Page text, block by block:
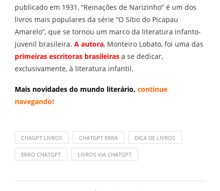
publicado em 1931, “Reinações de Narizinho” é um dos
livros mais populares da série “O Sítio do Picapau
Amarelo”, que se tornou um marco da literatura infanto-
juvenil brasileira. A autora, Monteiro Lobato, foi uma das
primeiras escritoras brasileiras a se dedicar,
exclusivamente, à literatura infantil.
Mais novidades do mundo literário, continue
navegando!
CHAGPT LIVROS CHATGPT ERRA DICA DE LIVROS
ERRO CHATGPT LIVROS VIA CHATGPT